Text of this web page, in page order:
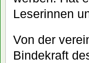
Leserinnen
Von der
Bindekraft